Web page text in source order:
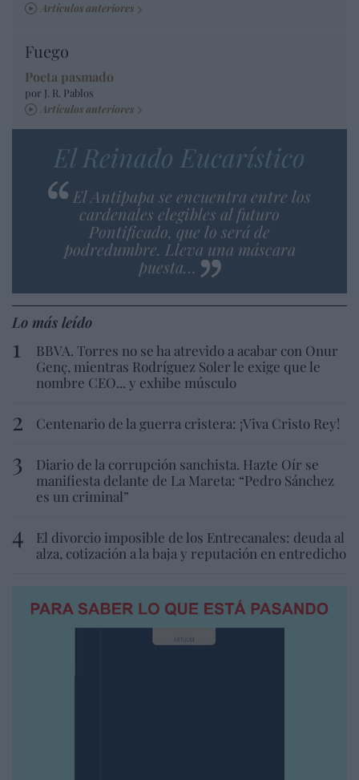
Artículos anteriores
Fuego
Poeta pasmado
por J. R. Pablos
Artículos anteriores
El Reinado Eucarístico
El Antipapa se encuentra entre los
cardenales elegibles al futuro
Pontificado, que lo será de
podredumbre. Lleva una máscara
puesta…
Lo más leído
BBVA. Torres no se ha atrevido a acabar con Onur
Genç, mientras Rodríguez Soler le exige que le
nombre CEO... y exhibe músculo
Centenario de la guerra cristera: ¡Viva Cristo Rey!
Diario de la corrupción sanchista. Hazte Oír se
manifiesta delante de La Mareta: “Pedro Sánchez
es un criminal”
El divorcio imposible de los Entrecanales: deuda al
alza, cotización a la baja y reputación en entredicho